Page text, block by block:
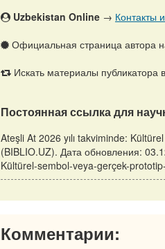
Uzbekistan Online → Контакты
Официальная страница автора
Искать материалы публикатора
Постоянная ссылка для
Ateşli At 2026 yılı takviminde:
(BIBLIO.UZ). Дата обновления:
Kültürel-sembol-veya-gerçek-
Комментарии: